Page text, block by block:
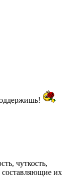
чуткость,
составляющие их